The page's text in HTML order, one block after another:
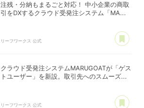
注残・分納もまるごと対応！ 中小企業の商取
引をDXするクラウド受発注システム「MA...
リーフワークス 公式
クラウド受発注システムMARUGOATが「ゲス
トユーザー」を新設。取引先へのスムーズ...
リーフワークス 公式